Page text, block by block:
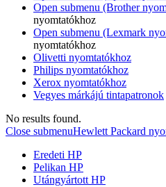
Open submenu (Brother
nyomtatókhoz
Open submenu (Lexmark
nyomtatókhoz
Olivetti nyomtatókhoz
Philips nyomtatókhoz
Xerox nyomtatókhoz
Vegyes márkájú tintapatronok
No results found.
Close submenuHewlett Packard
Eredeti HP
Pelikan HP
Utángyártott HP